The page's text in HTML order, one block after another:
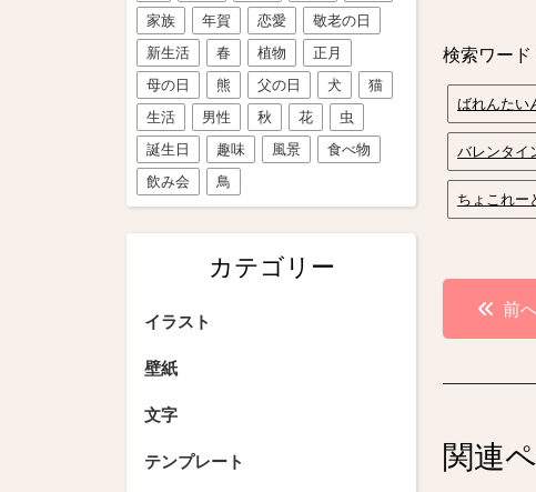
家族
年賀 恋愛
敬老の日
新生活
春 植物
正月
母の日
熊 父の日 犬
猫
生活
男性 秋 花
虫
誕生日
趣味 風景
食べ物
飲み会
鳥
カテゴリー
イラスト
壁紙
文字
テンプレート
検索ワード
ばれんたい
バレンタイ
ちょこれー
投
稿
ナ
ゲ
前
関連